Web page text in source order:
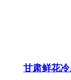
甘肃鲜花